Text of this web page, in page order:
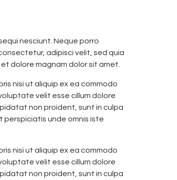
nesciunt. Neque porro
adipisci velit, sed quia
dolore magnam dolor sit amet.
nisi ut aliquip ex ea commodo
velit esse cillum dolore
non proident, sunt in culpa
perspiciatis unde omnis iste
nisi ut aliquip ex ea commodo
velit esse cillum dolore
non proident, sunt in culpa